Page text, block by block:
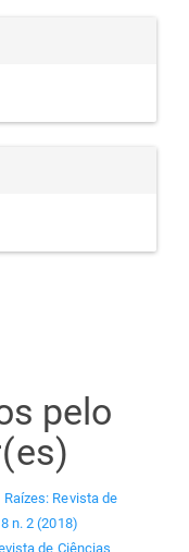
pelo
Raízes: Revista de
n. 2 (2018)
de Ciências